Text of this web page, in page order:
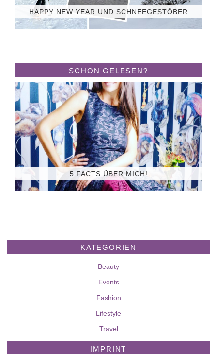
HAPPY NEW YEAR UND SCHNEEGESTÖBER
SCHON GELESEN?
5 FACTS ÜBER MICH!
KATEGORIEN
Beauty
Events
Fashion
Lifestyle
Travel
IMPRINT